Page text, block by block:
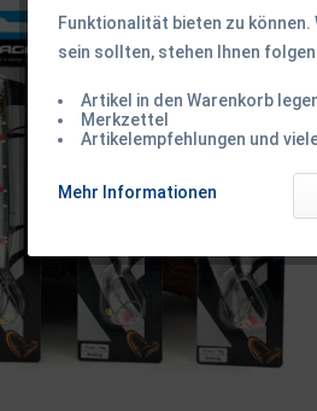
Funktionalität bieten zu
sein sollten, stehen Ihnen
Artikel in den Warenkorb
Merkzettel
Artikelempfehlungen und
Mehr Informationen